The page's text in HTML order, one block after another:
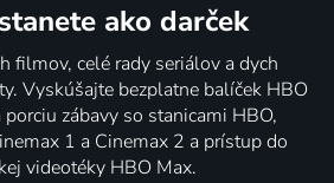
ako darček
filmov, celé rady seriálov a dych
Vyskúšajte bezplatne balíček HBO
zábavy so stanicami HBO,
1 a Cinemax 2 a prístup do
videotéky HBO Max.